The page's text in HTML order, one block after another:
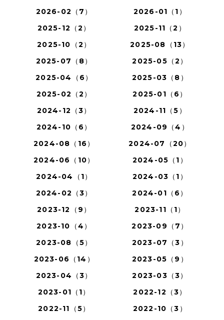
2026-02（7）
2026-01（1）
2025-12（2）
2025-11（2）
2025-10（2）
2025-08（13）
2025-07（8）
2025-05（2）
2025-04（6）
2025-03（8）
2025-02（2）
2025-01（6）
2024-12（3）
2024-11（5）
2024-10（6）
2024-09（4）
2024-08（16）
2024-07（20）
2024-06（10）
2024-05（1）
2024-04（1）
2024-03（1）
2024-02（3）
2024-01（6）
2023-12（9）
2023-11（1）
2023-10（4）
2023-09（7）
2023-08（5）
2023-07（3）
2023-06（14）
2023-05（9）
2023-04（3）
2023-03（3）
2023-01（1）
2022-12（3）
2022-11（5）
2022-10（3）